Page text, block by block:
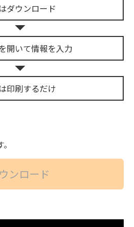
ダウンロード
開いて情報を入力
印刷するだけ
ンロード